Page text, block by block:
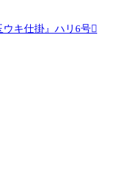
キ仕掛』ハリ6号